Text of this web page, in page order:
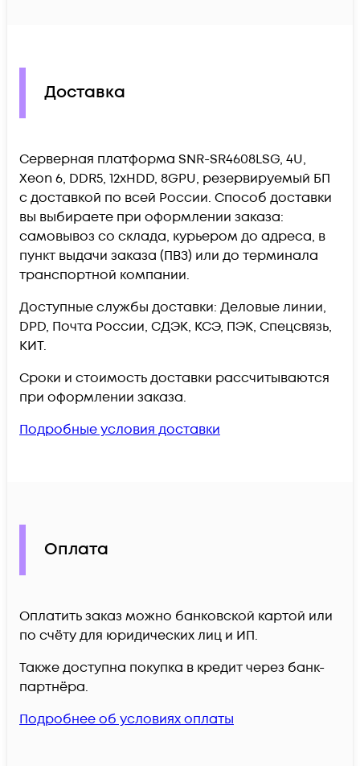
Доставка
Серверная платформа SNR-SR4608LSG, 4U,
Xeon 6, DDR5, 12xHDD, 8GPU, резервируемый БП
c доставкой по всей России. Способ доставки
вы выбираете при оформлении заказа:
самовывоз со склада, курьером до адреса, в
пункт выдачи заказа (ПВЗ) или до терминала
транспортной компании.
Доступные службы доставки: Деловые линии,
DPD, Почта России, СДЭК, КСЭ, ПЭК, Спецсвязь,
КИТ.
Сроки и стоимость доставки рассчитываются
при оформлении заказа.
Подробные условия доставки
Оплата
Оплатить заказ можно банковской картой или
по счёту для юридических лиц и ИП.
Также доступна покупка в кредит через банк-
партнёра.
Подробнее об условиях оплаты